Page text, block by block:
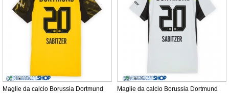
Maglie da calcio Borussia Dortmund
Maglie da calcio Borussia Dortmund